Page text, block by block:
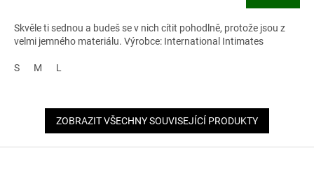
Skvěle ti sednou a budeš se v nich cítit pohodlně, protože jsou z
velmi jemného materiálu. Výrobce: International Intimates
S M L
ZOBRAZIT VŠECHNY SOUVISEJÍCÍ PRODUKTY